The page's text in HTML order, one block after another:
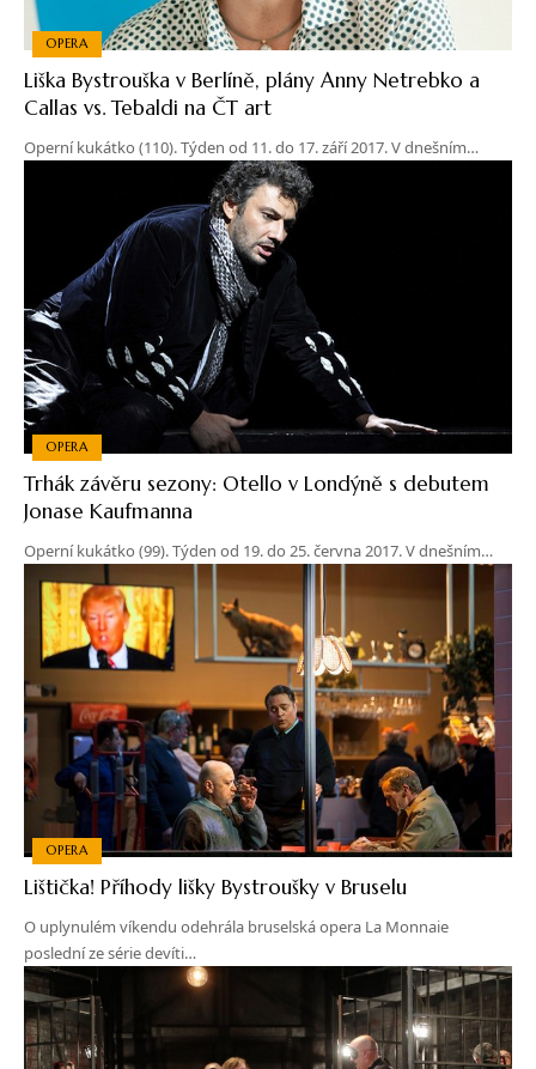
OPERA
Liška Bystrouška v Berlíně, plány Anny Netrebko a
Callas vs. Tebaldi na ČT art
Operní kukátko (110). Týden od 11. do 17. září 2017. V dnešním…
OPERA
Trhák závěru sezony: Otello v Londýně s debutem
Jonase Kaufmanna
Operní kukátko (99). Týden od 19. do 25. června 2017. V dnešním…
OPERA
Lištička! Příhody lišky Bystroušky v Bruselu
O uplynulém víkendu odehrála bruselská opera La Monnaie
poslední ze série devíti…